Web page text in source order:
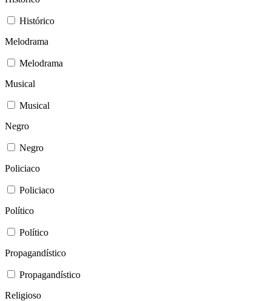
Histórico
Melodrama
Melodrama
Musical
Musical
Negro
Negro
Policiaco
Policiaco
Político
Político
Propagandístico
Propagandístico
Religioso